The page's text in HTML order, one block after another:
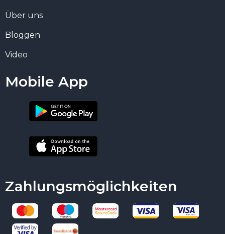
Über uns
Bloggen
Video
Mobile App
Zahlungsmöglichkeiten